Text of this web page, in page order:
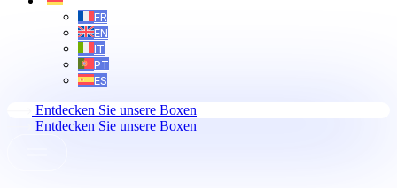
FR
EN
IT
PT
ES
Entdecken Sie unsere Boxen
Entdecken Sie unsere Boxen